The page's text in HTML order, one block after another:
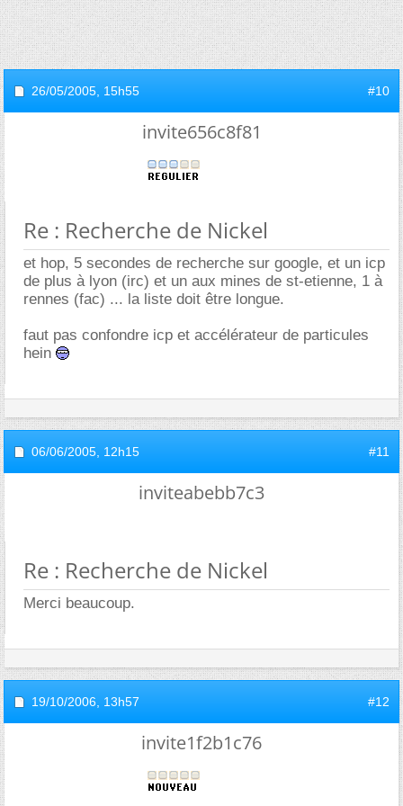
26/05/2005, 15h55 #10
invite656c8f81
Re : Recherche de Nickel
et hop, 5 secondes de recherche sur google, et un icp
de plus à lyon (irc) et un aux mines de st-etienne, 1 à
rennes (fac) ... la liste doit être longue.
faut pas confondre icp et accélérateur de particules
hein
06/06/2005, 12h15 #11
inviteabebb7c3
Re : Recherche de Nickel
Merci beaucoup.
19/10/2006, 13h57 #12
invite1f2b1c76